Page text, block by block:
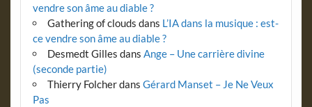
vendre son âme au diable ?
Gathering of clouds dans L’IA dans la musique : est-
ce vendre son âme au diable ?
Desmedt Gilles dans Ange – Une carrière divine
(seconde partie)
Thierry Folcherdans Gérard Manset – Je Ne Veux
Pas